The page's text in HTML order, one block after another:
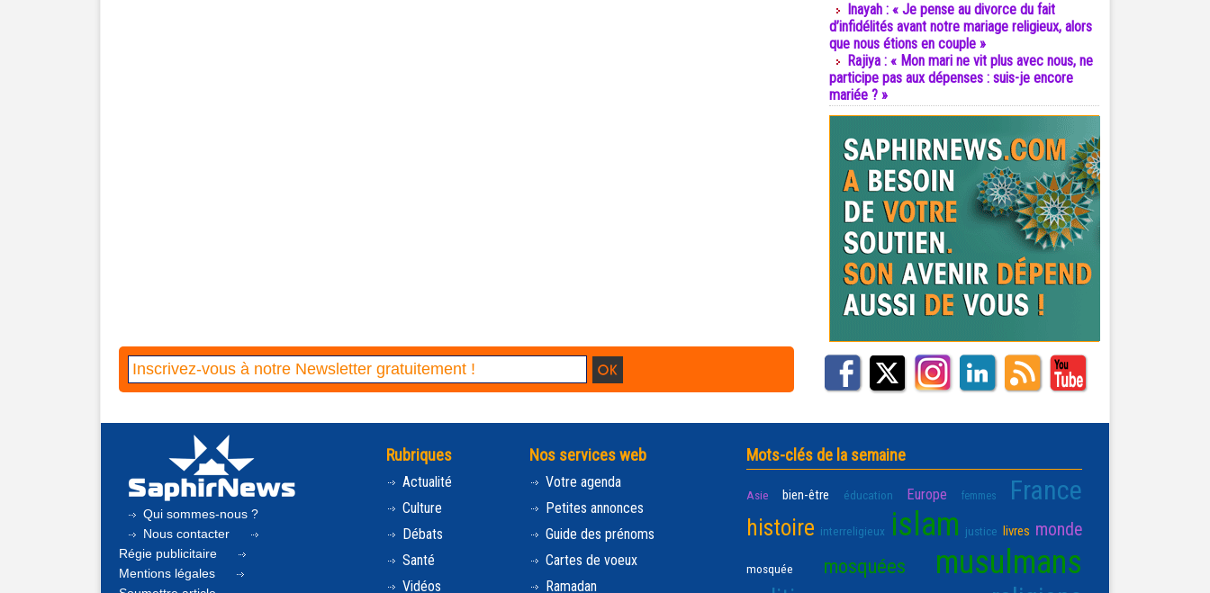
Inayah : « Je pense au divorce du fait
d’infidélités avant notre mariage religieux, alors
que nous étions en couple »
Rajiya : « Mon mari ne vit plus avec nous, ne
participe pas aux dépenses : suis-je encore
mariée ? »
Qui sommes-nous ?
Nous contacter
Régie publicitaire
Mentions légales
Rubriques
Actualité
Culture
Débats
Santé
Vidéos
Nos services web
Votre agenda
Petites annonces
Guide des prénoms
Cartes de voeux
Ramadan
Mots-clés de la semaine
Asie bien-être éducation Europe femmes France
histoire interreligieux islam justice livres monde
mosquée mosquées musulmans